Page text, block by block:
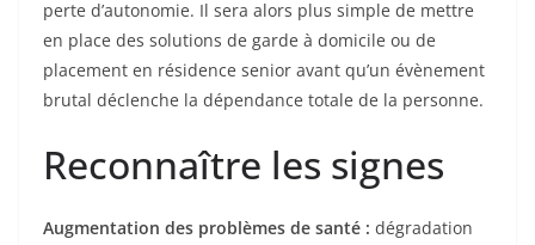
perte d’autonomie. Il sera alors plus simple de mettre
en place des solutions de garde à domicile ou de
placement en résidence senior avant qu’un évènement
brutal déclenche la dépendance totale de la personne.
Reconnaître les signes
Augmentation des problèmes de santé : dégradation